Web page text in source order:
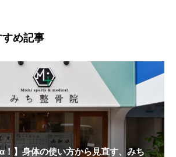
め記事
！】身体の使い方から見直す、みち